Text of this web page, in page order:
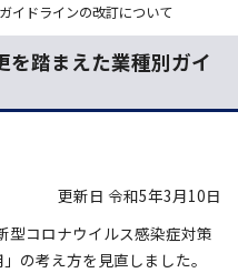
イドラインの改訂について
を踏まえた業種別ガイ
更新日 令和5年3月10日
型コロナウイルス感染症対策
の考え方を見直しました。